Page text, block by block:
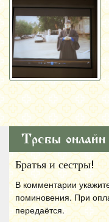
Требы онлайн
Братья и сестры!
В комментарии
поминовения. При
передаётся.